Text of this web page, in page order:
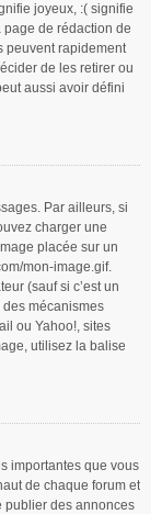
joyeux, :( signifie
page de rédaction de
peuvent rapidement
de les retirer ou
aussi avoir défini
Par ailleurs, si
charger une
placée sur un
mon-image.gif.
(sauf si c’est un
mécanismes
ou Yahoo!, sites
utilisez la balise
importantes que vous
de chaque forum et
publier des annonces